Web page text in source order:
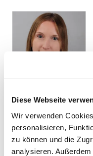
Diese Webseite
Wir verwenden
personalisieren,
zu können und die
analysieren.